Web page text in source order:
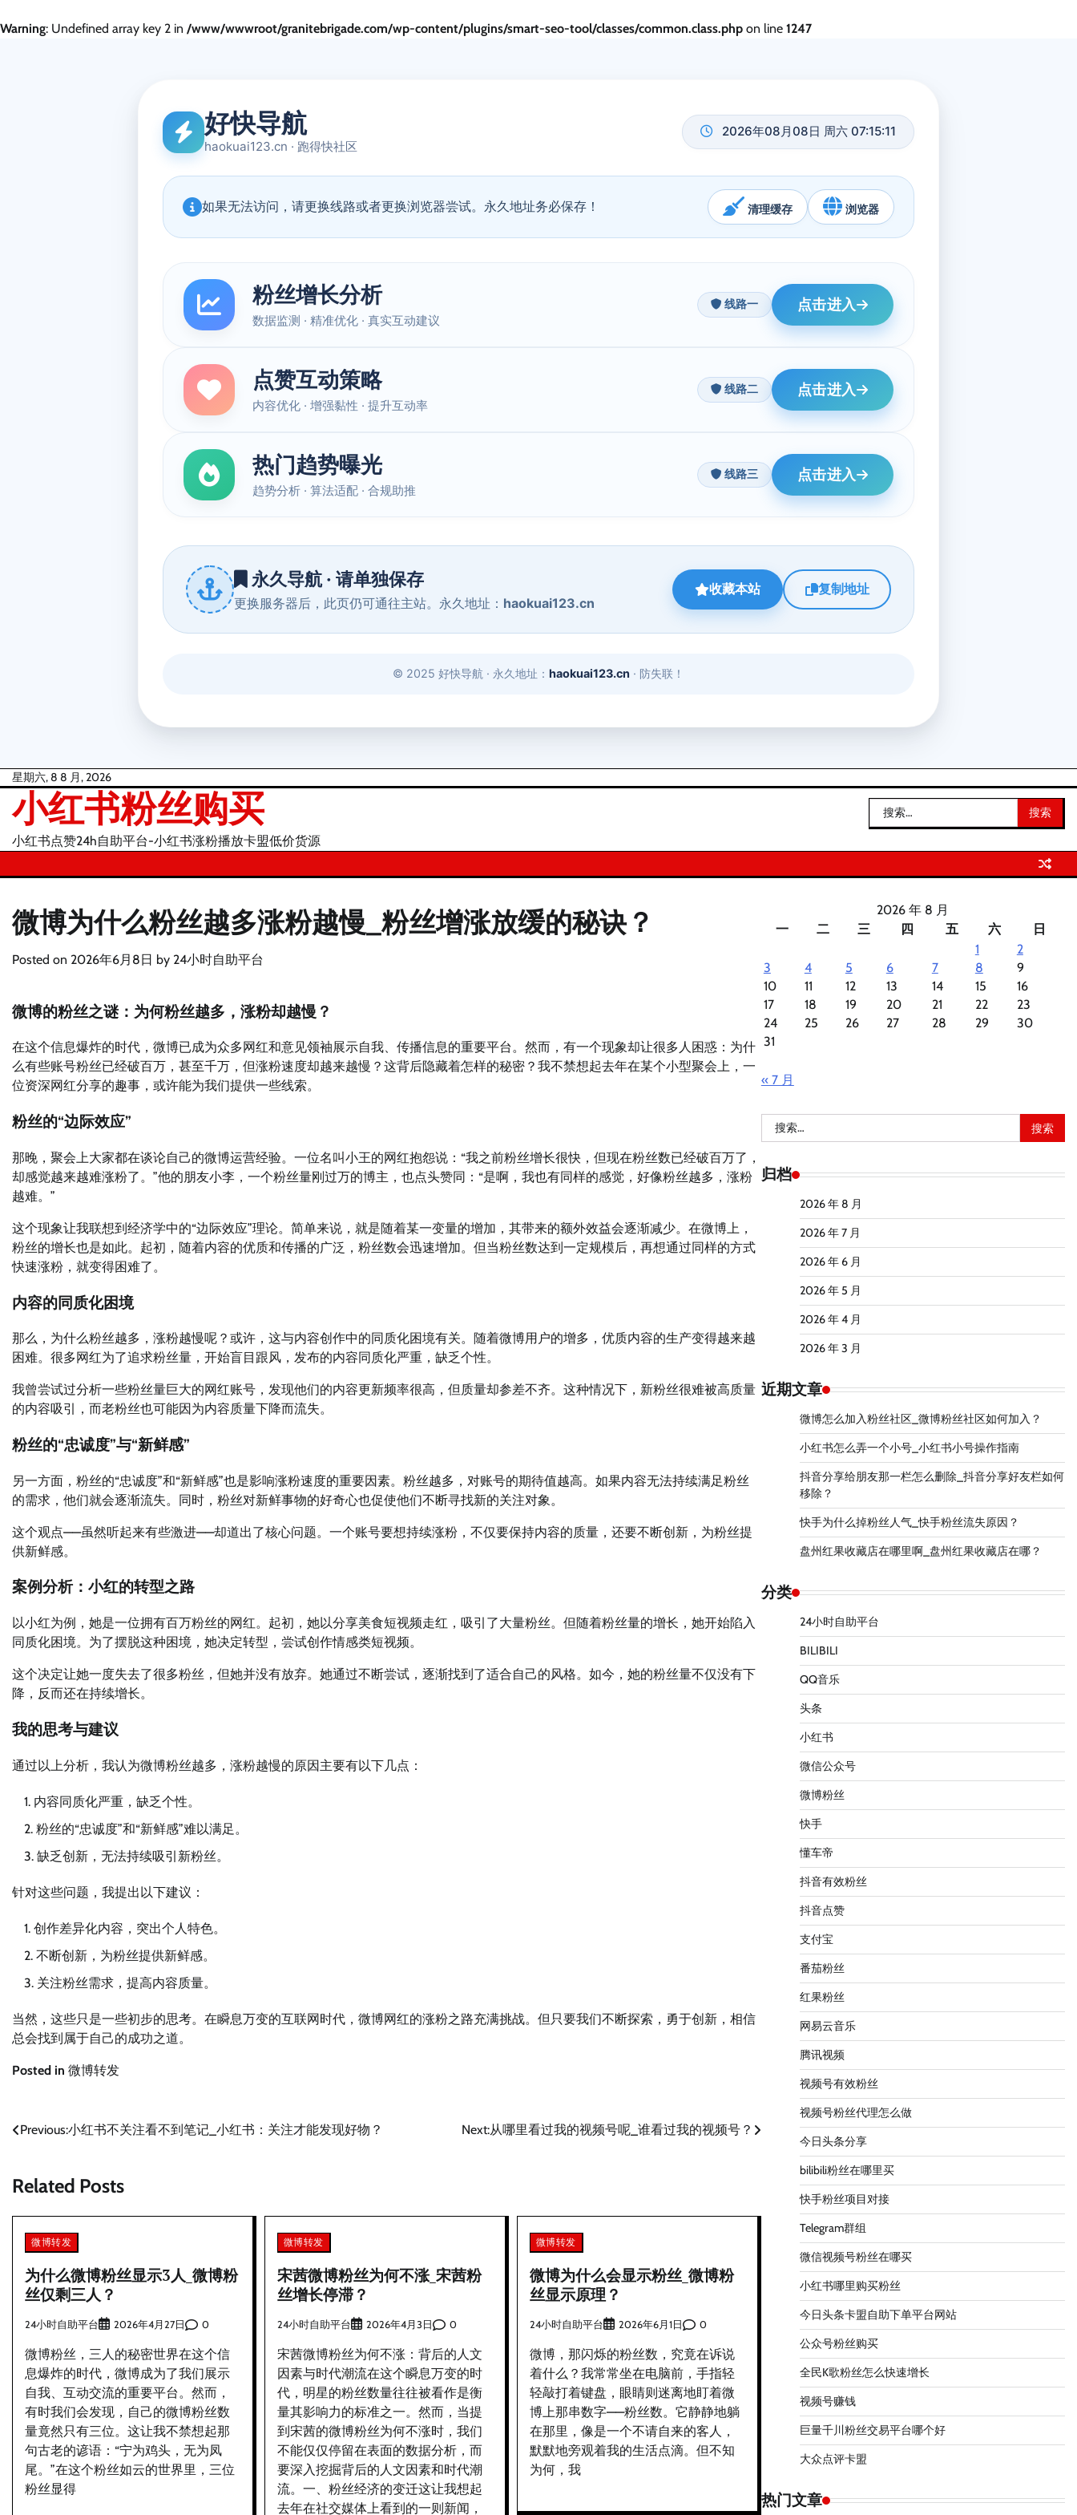
Warning: Undefined array key 2 in /www/wwwroot/granitebrigade.com/wp-content/plugins/smart-seo-tool/classes/common.class.php on line 1247
Skip
content
星期六, 8 8 月, 2026
小红书粉丝购买
小红书点赞24h自助平台-小红书涨粉播放卡盟低价货源
索：
微博为什么粉丝越多涨粉越慢_粉丝增涨放缓的秘诀？
Posted on 2026年6月8日 by 24小时自助平台
微博的粉丝之谜：为何粉丝越多，涨粉却越慢？
在这个信息爆炸的时代，微博已成为众多网红和意见领袖展示自我、传播信息的重要平台。然而，有一个现象却让很多人困惑：为什
么有些账号粉丝已经破百万，甚至千万，但涨粉速度却越来越慢？这背后隐藏着怎样的秘密？我不禁想起去年在某个小型聚会上，一
位资深网红分享的趣事，或许能为我们提供一些线索。
粉丝的“边际效应”
那晚，聚会上大家都在谈论自己的微博运营经验。一位名叫小王的网红抱怨说：“我之前粉丝增长很快，但现在粉丝数已经破百万了，
却感觉越来越难涨粉了。”他的朋友小李，一个粉丝量刚过万的博主，也点头赞同：“是啊，我也有同样的感觉，好像粉丝越多，涨粉
越难。”
这个现象让我联想到经济学中的“边际效应”理论。简单来说，就是随着某一变量的增加，其带来的额外效益会逐渐减少。在微博上，
粉丝的增长也是如此。起初，随着内容的优质和传播的广泛，粉丝数会迅速增加。但当粉丝数达到一定规模后，再想通过同样的方式
快速涨粉，就变得困难了。
内容的同质化困境
那么，为什么粉丝越多，涨粉越慢呢？或许，这与内容创作中的同质化困境有关。随着微博用户的增多，优质内容的生产变得越来越
困难。很多网红为了追求粉丝量，开始盲目跟风，发布的内容同质化严重，缺乏个性。
我曾尝试过分析一些粉丝量巨大的网红账号，发现他们的内容更新频率很高，但质量却参差不齐。这种情况下，新粉丝很难被高质量
的内容吸引，而老粉丝也可能因为内容质量下降而流失。
粉丝的“忠诚度”与“新鲜感”
另一方面，粉丝的“忠诚度”和“新鲜感”也是影响涨粉速度的重要因素。粉丝越多，对账号的期待值越高。如果内容无法持续满足粉丝
的需求，他们就会逐渐流失。同时，粉丝对新鲜事物的好奇心也促使他们不断寻找新的关注对象。
这个观点——虽然听起来有些激进——却道出了核心问题。一个账号要想持续涨粉，不仅要保持内容的质量，还要不断创新，为粉丝提
供新鲜感。
案例分析：小红的转型之路
以小红为例，她是一位拥有百万粉丝的网红。起初，她以分享美食短视频走红，吸引了大量粉丝。但随着粉丝量的增长，她开始陷入
同质化困境。为了摆脱这种困境，她决定转型，尝试创作情感类短视频。
这个决定让她一度失去了很多粉丝，但她并没有放弃。她通过不断尝试，逐渐找到了适合自己的风格。如今，她的粉丝量不仅没有下
降，反而还在持续增长。
我的思考与建议
通过以上分析，我认为微博粉丝越多，涨粉越慢的原因主要有以下几点：
内容同质化严重，缺乏个性。
粉丝的“忠诚度”和“新鲜感”难以满足。
缺乏创新，无法持续吸引新粉丝。
针对这些问题，我提出以下建议：
创作差异化内容，突出个人特色。
不断创新，为粉丝提供新鲜感。
关注粉丝需求，提高内容质量。
当然，这些只是一些初步的思考。在瞬息万变的互联网时代，微博网红的涨粉之路充满挑战。但只要我们不断探索，勇于创新，相信
总会找到属于自己的成功之道。
Posted in 微博转发
文
导
航
Previous:小红书不关注看不到笔记_小红书：关注才能发现好物？ Next:从哪里看过我的视频号呢_谁看过我的视频号？
Related Posts
微博转发
为什么微博粉丝显示3人_微博粉
丝仅剩三人？
24小时自助平台 2026年4月27日 0
微博粉丝，三人的秘密世界在这个信
息爆炸的时代，微博成为了我们展示
自我、互动交流的重要平台。然而，
有时我们会发现，自己的微博粉丝数
量竟然只有三位。这让我不禁想起那
句古老的谚语：“宁为鸡头，无为凤
尾。”在这个粉丝如云的世界里，三位
粉丝显得
微博转发
宋茜微博粉丝为何不涨_宋茜粉
丝增长停滞？
24小时自助平台 2026年4月3日 0
宋茜微博粉丝为何不涨：背后的人文
因素与时代潮流在这个瞬息万变的时
代，明星的粉丝数量往往被看作是衡
量其影响力的标准之一。然而，当提
到宋茜的微博粉丝为何不涨时，我们
不能仅仅停留在表面的数据分析，而
要深入挖掘背后的人文因素和时代潮
流。一、粉丝经济的变迁这让我想起
去年在社交媒体上看到的一则新闻，
微博转发
微博为什么会显示粉丝_微博粉
丝显示原理？
24小时自助平台 2026年6月1日 0
微博，那闪烁的粉丝数，究竟在诉说
着什么？我常常坐在电脑前，手指轻
轻敲打着键盘，眼睛则迷离地盯着微
博上那串数字——粉丝数。它静静地躺
在那里，像是一个不请自来的客人，
默默地旁观着我的生活点滴。但不知
为何，我
2026 年 8 月
一
二 三 四 五 六
日
1
2
3
4 5 6 7 8
9
10
11 12 13 14 15
16
17
18 19 20 21 22
23
24
25 26 27 28 29
30
31
« 7 月
索：
归档
2026 年 8 月
2026 年 7 月
2026 年 6 月
2026 年 5 月
2026 年 4 月
2026 年 3 月
近期文章
微博怎么加入粉丝社区_微博粉丝社区如何加入？
小红书怎么弄一个小号_小红书小号操作指南
抖音分享给朋友那一栏怎么删除_抖音分享好友栏如何
移除？
快手为什么掉粉丝人气_快手粉丝流失原因？
盘州红果收藏店在哪里啊_盘州红果收藏店在哪？
分类
24小时自助平台
BILIBILI
QQ音乐
头条
小红书
微信公众号
微博粉丝
快手
懂车帝
抖音有效粉丝
抖音点赞
支付宝
番茄粉丝
红果粉丝
网易云音乐
腾讯视频
视频号有效粉丝
视频号粉丝代理怎么做
今日头条分享
bilibili粉丝在哪里买
快手粉丝项目对接
Telegram群组
微信视频号粉丝在哪买
小红书哪里购买粉丝
今日头条卡盟自助下单平台网站
公众号粉丝购买
全民K歌粉丝怎么快速增长
视频号赚钱
巨量千川粉丝交易平台哪个好
大众点评卡盟
热门文章